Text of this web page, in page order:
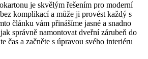
je skvělým řešením pro moderní
komplikací a může ji provést každý s
článku vám přinášíme jasné a snadno
správně namontovat dveřní zárubeň do
čas a začněte s úpravou svého interiéru